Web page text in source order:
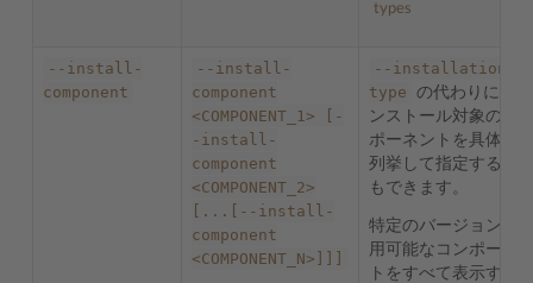
types
--install-
component
--install-
component
<COMPONENT_1>
[-
-install-
component
<COMPONENT_2>
[...[--install-
component
<COMPONENT_N>]]]
--installation-
type
の代わりに、イ
ンストール対象のコ
ポーネントを具体的
列挙して指定するこ
もできます。
特定のバージョンで
用可能なコンポーネ
トをすべて表示する